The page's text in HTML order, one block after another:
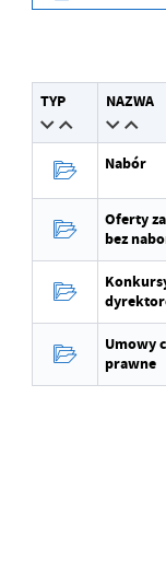
Wytworzył
Data
Opublikował
Data ostatniej
aktualizacji
Ostatnio
TYP NAZWA
Nabór
Oferty
bez
Umowy
prawne